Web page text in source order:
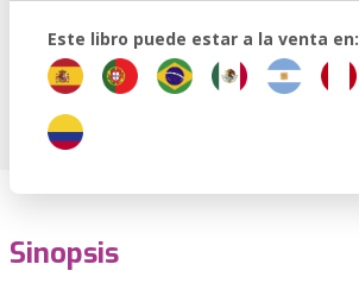
Este libro puede estar a la venta en:
Sinopsis